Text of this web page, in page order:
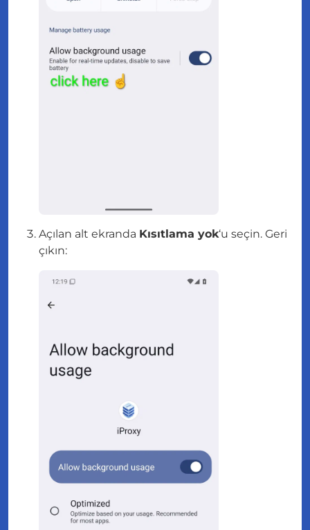
Açılan alt ekranda Kısıtlama yok‘u seçin. Geri
çıkın: